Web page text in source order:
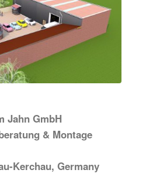
Jahn GmbH
& Montage
Kerchau, Germany